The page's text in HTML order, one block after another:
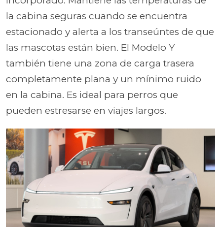
la cabina seguras cuando se encuentra
estacionado y alerta a los transeúntes de que
las mascotas están bien. El Modelo Y
también tiene una zona de carga trasera
completamente plana y un mínimo ruido
en la cabina. Es ideal para perros que
pueden estresarse en viajes largos.